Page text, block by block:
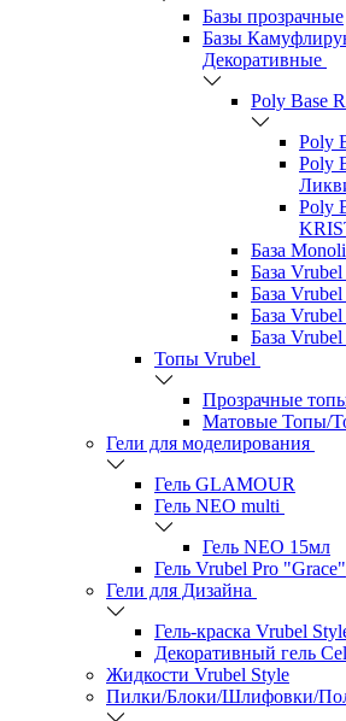
Базы прозрачные
Базы
Декоративные
Poly Base
Poly
Poly
Poly
База
База
База
База
База
Топы Vrubel
Прозрачные
Матовые Топы/
Гели для моделирования
Гель GLAMOUR
Гель NEO multi
Гель NEO 15мл
Гель Vrubel Pro "Grace"
Гели для Дизайна
Гель-краска Vrubel
Декоративный гель
Жидкости Vrubel Style
Пилки/Блоки/Шлифовки/